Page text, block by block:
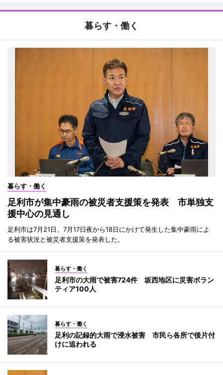
暮らす・働く
暮らす・働く
足利市が集中豪雨の被災者支援策を発表 市単独支
援中心の見通し
足利市は7月21日、7月17日夜から18日にかけて発生した集中豪雨によ
る被害状況と被災者支援策を発表した。
暮らす・働く
足利市の大雨で被害724件 坂西地区に災害ボラン
ティア100人
暮らす・働く
足利の記録的大雨で浸水被害 市民ら各所で後片付
けに追われる